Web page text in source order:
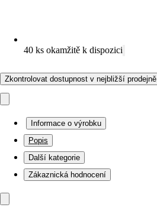
40 ks okamžitě k dispozici
Zkontrolovat dostupnost v nejbližší prodejně
Informace o výrobku
Popis
Další kategorie
Zákaznická hodnocení